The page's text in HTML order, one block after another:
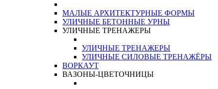
МАЛЫЕ АРХИТЕКТУРНЫЕ ФОРМЫ
УЛИЧНЫЕ БЕТОННЫЕ УРНЫ
УЛИЧНЫЕ ТРЕНАЖЕРЫ
УЛИЧНЫЕ ТРЕНАЖЕРЫ
УЛИЧНЫЕ СИЛОВЫЕ ТРЕНАЖЁРЫ
ВОРКАУТ
ВАЗОНЫ-ЦВЕТОЧНИЦЫ